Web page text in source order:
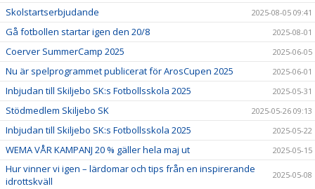
Skolstartserbjudande 2025-08-05 09:41
Gå fotbollen startar igen den 20/8 2025-08-01
Coerver SummerCamp 2025 2025-06-05
Nu är spelprogrammet publicerat för ArosCupen 2025 2025-06-01
Inbjudan till Skiljebo SK:s Fotbollsskola 2025 2025-05-31
Stödmedlem Skiljebo SK 2025-05-26 09:13
Inbjudan till Skiljebo SK:s Fotbollsskola 2025 2025-05-22
WEMA VÅR KAMPANJ 20 % gäller hela maj ut 2025-05-15
Hur vinner vi igen – lärdomar och tips från en inspirerande
idrottskväll
2025-05-08